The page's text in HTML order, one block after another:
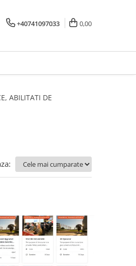
+40741097033 0,00
ABILITATI DE